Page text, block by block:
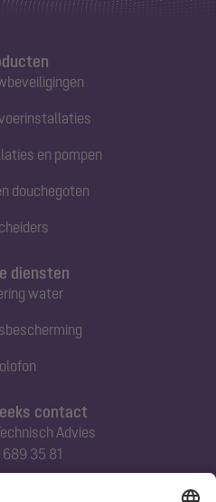
en pompen
douchegoten
contact
Advies
35 81
diensten
water